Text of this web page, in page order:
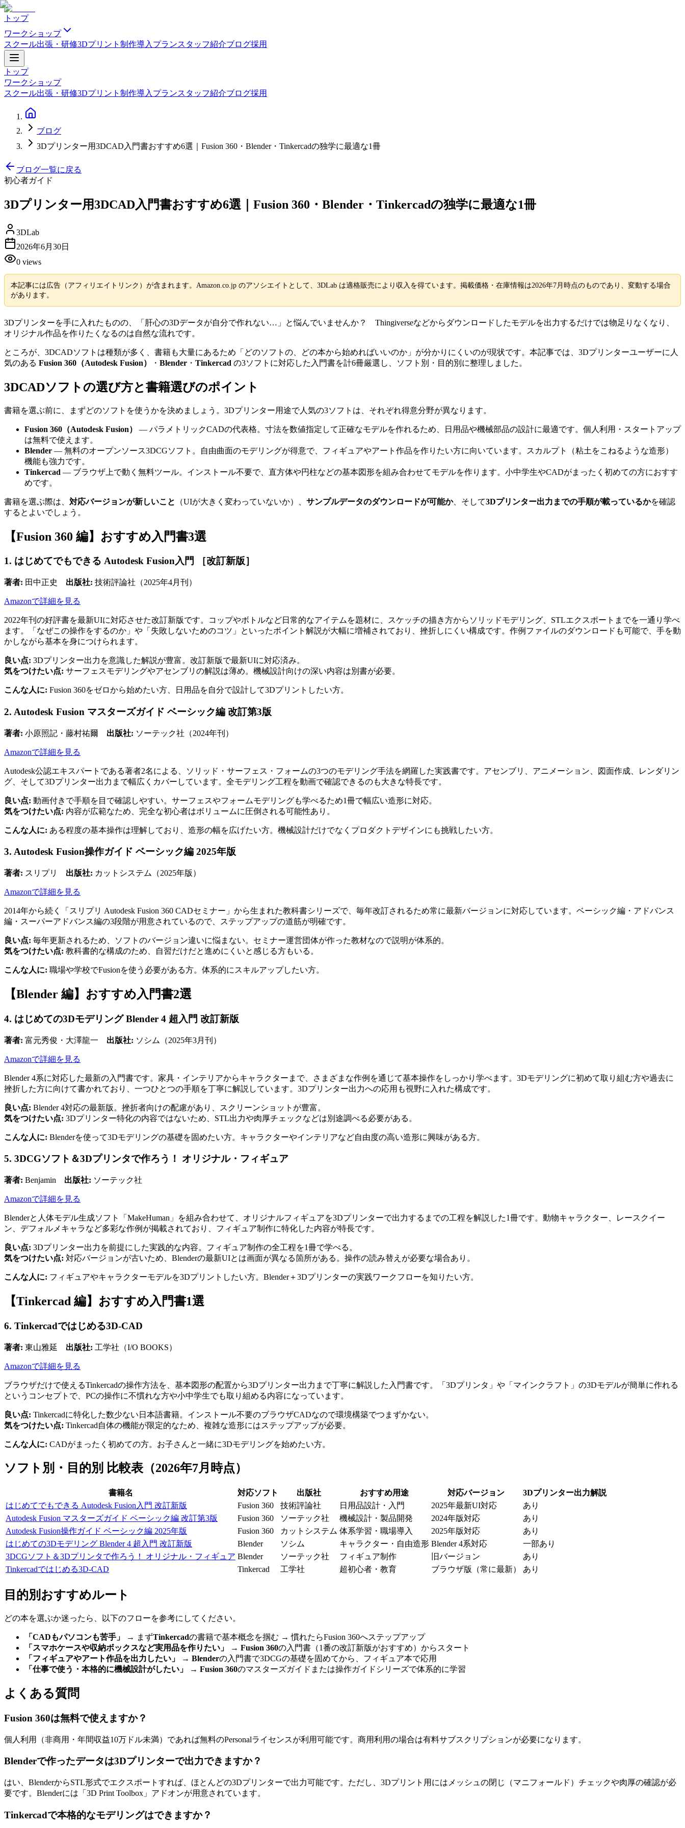
トップ
ワークショップ
スクール出張・研修3Dプリント制作導入プランスタッフ紹介ブログ採用
トップ
ワークショップ
スクール出張・研修3Dプリント制作導入プランスタッフ紹介ブログ採用
ブログ
3Dプリンター用3DCAD入門書おすすめ6選｜Fusion 360・Blender・Tinkercadの独学に最適な1冊
ブログ一覧に戻る
初心者ガイド
3Dプリンター用3DCAD入門書おすすめ6選｜Fusion 360・Blender・Tinkercadの独学に最適な1冊
3DLab
2026年6月30日
0 views
本記事には広告（アフィリエイトリンク）が含まれます。Amazon.co.jp のアソシエイトとして、3DLab は適格販売により収入を得ています。掲載価格・在庫情報は2026年7月時点のものであり、変動する場合
があります。
3Dプリンターを手に入れたものの、「肝心の3Dデータが自分で作れない…」と悩んでいませんか？ Thingiverseなどからダウンロードしたモデルを出力するだけでは物足りなくなり、
オリジナル作品を作りたくなるのは自然な流れです。
ところが、3DCADソフトは種類が多く、書籍も大量にあるため「どのソフトの、どの本から始めればいいのか」が分かりにくいのが現状です。本記事では、3Dプリンターユーザーに人
気のある Fusion 360（Autodesk Fusion） ・ Blender ・ Tinkercad の3ソフトに対応した入門書を計6冊厳選し、ソフト別・目的別に整理しました。
3DCADソフトの選び方と書籍選びのポイント
書籍を選ぶ前に、まずどのソフトを使うかを決めましょう。3Dプリンター用途で人気の3ソフトは、それぞれ得意分野が異なります。
Fusion 360（Autodesk Fusion）
— パラメトリックCADの代表格。寸法を数値指定して正確なモデルを作れるため、日用品や機械部品の設計に最適です。個人利用・スタートアップ
は無料で使えます。
Blender — 無料のオープンソース3DCGソフト。自由曲面のモデリングが得意で、フィギュアやアート作品を作りたい方に向いています。スカルプト（粘土をこねるような造形）
機能も強力です。
Tinkercad — ブラウザ上で動く無料ツール。インストール不要で、直方体や円柱などの基本図形を組み合わせてモデルを作ります。小中学生やCADがまったく初めての方におすす
めです。
書籍を選ぶ際は、 対応バージョンが新しいこと （UIが大きく変わっていないか）、 サンプルデータのダウンロードが可能か、そして3Dプリンター出力までの手順が載っているかを確認
するとよいでしょう。
【Fusion 360 編】おすすめ入門書3選
1. はじめてでもできる Autodesk Fusion入門 ［改訂新版］
著者: 田中正史 出版社: 技術評論社（2025年4月刊）
Amazonで詳細を見る
2022年刊の好評書を最新UIに対応させた改訂新版です。コップやボトルなど日常的なアイテムを題材に、スケッチの描き方からソリッドモデリング、STLエクスポートまでを一通り学べ
ます。「なぜこの操作をするのか」や「失敗しないためのコツ」といったポイント解説が大幅に増補されており、挫折しにくい構成です。作例ファイルのダウンロードも可能で、手を動
かしながら基本を身につけられます。
良い点: 3Dプリンター出力を意識した解説が豊富。改訂新版で最新UIに対応済み。
気をつけたい点: サーフェスモデリングやアセンブリの解説は薄め。機械設計向けの深い内容は別書が必要。
こんな人に: Fusion 360をゼロから始めたい方、日用品を自分で設計して3Dプリントしたい方。
2. Autodesk Fusion マスターズガイド ベーシック編 改訂第3版
著者: 小原照記・藤村祐爾 出版社: ソーテック社（2024年刊）
Amazonで詳細を見る
Autodesk公認エキスパートである著者2名による、ソリッド・サーフェス・フォームの3つのモデリング手法を網羅した実践書です。アセンブリ、アニメーション、図面作成、レンダリン
グ、そして3Dプリンター出力まで幅広くカバーしています。全モデリング工程を動画で確認できるのも大きな特長です。
良い点: 動画付きで手順を目で確認しやすい。サーフェスやフォームモデリングも学べるため1冊で幅広い造形に対応。
気をつけたい点: 内容が広範なため、完全な初心者はボリュームに圧倒される可能性あり。
こんな人に: ある程度の基本操作は理解しており、造形の幅を広げたい方。機械設計だけでなくプロダクトデザインにも挑戦したい方。
3. Autodesk Fusion操作ガイド ベーシック編 2025年版
著者: スリプリ 出版社: カットシステム（2025年版）
Amazonで詳細を見る
2014年から続く「スリプリ Autodesk Fusion 360 CADセミナー」から生まれた教科書シリーズで、毎年改訂されるため常に最新バージョンに対応しています。ベーシック編・アドバンス
編・スーパーアドバンス編の3段階が用意されているので、ステップアップの道筋が明確です。
良い点: 毎年更新されるため、ソフトのバージョン違いに悩まない。セミナー運営団体が作った教材なので説明が体系的。
気をつけたい点: 教科書的な構成のため、自習だけだと進めにくいと感じる方もいる。
こんな人に: 職場や学校でFusionを使う必要がある方。体系的にスキルアップしたい方。
【Blender 編】おすすめ入門書2選
4. はじめての3Dモデリング Blender 4 超入門 改訂新版
著者: 富元秀俊・大澤龍一 出版社: ソシム（2025年3月刊）
Amazonで詳細を見る
Blender 4系に対応した最新の入門書です。家具・インテリアからキャラクターまで、さまざまな作例を通じて基本操作をしっかり学べます。3Dモデリングに初めて取り組む方や過去に
挫折した方に向けて書かれており、一つひとつの手順を丁寧に解説しています。3Dプリンター出力への応用も視野に入れた構成です。
良い点: Blender 4対応の最新版。挫折者向けの配慮があり、スクリーンショットが豊富。
気をつけたい点: 3Dプリンター特化の内容ではないため、STL出力や肉厚チェックなどは別途調べる必要がある。
こんな人に: Blenderを使って3Dモデリングの基礎を固めたい方。キャラクターやインテリアなど自由度の高い造形に興味がある方。
5. 3DCGソフト＆3Dプリンタで作ろう！ オリジナル・フィギュア
著者: Benjamin 出版社: ソーテック社
Amazonで詳細を見る
Blenderと人体モデル生成ソフト「MakeHuman」を組み合わせて、オリジナルフィギュアを3Dプリンターで出力するまでの工程を解説した1冊です。動物キャラクター、レースクイー
ン、デフォルメキャラなど多彩な作例が掲載されており、フィギュア制作に特化した内容が特長です。
良い点: 3Dプリンター出力を前提にした実践的な内容。フィギュア制作の全工程を1冊で学べる。
気をつけたい点: 対応バージョンが古いため、Blenderの最新UIとは画面が異なる箇所がある。操作の読み替えが必要な場合あり。
こんな人に: フィギュアやキャラクターモデルを3Dプリントしたい方。Blender＋3Dプリンターの実践ワークフローを知りたい方。
【Tinkercad 編】おすすめ入門書1選
6. Tinkercadではじめる3D-CAD
著者: 東山雅延 出版社: 工学社（I/O BOOKS）
Amazonで詳細を見る
ブラウザだけで使えるTinkercadの操作方法を、基本図形の配置から3Dプリンター出力まで丁寧に解説した入門書です。「3Dプリンタ」や「マインクラフト」の3Dモデルが簡単に作れる
というコンセプトで、PCの操作に不慣れな方や小中学生でも取り組める内容になっています。
良い点: Tinkercadに特化した数少ない日本語書籍。インストール不要のブラウザCADなので環境構築でつまずかない。
気をつけたい点: Tinkercad自体の機能が限定的なため、複雑な造形にはステップアップが必要。
こんな人に: CADがまったく初めての方。お子さんと一緒に3Dモデリングを始めたい方。
ソフト別・目的別 比較表（2026年7月時点）
書籍名 対応ソフト 出版社 おすすめ用途 対応バージョン
3Dプリンター出力解説
はじめてでもできる Autodesk Fusion入門 改訂新版
Fusion 360 技術評論社 日用品設計・入門 2025年最新UI対応
あり
Autodesk Fusion マスターズガイド ベーシック編 改訂第3版
Fusion 360 ソーテック社 機械設計・製品開発 2024年版対応
あり
Autodesk Fusion操作ガイド ベーシック編 2025年版
Fusion 360 カットシステム 体系学習・職場導入 2025年版対応
あり
はじめての3Dモデリング Blender 4 超入門 改訂新版
Blender ソシム キャラクター・自由造形 Blender 4系対応
一部あり
3DCGソフト＆3Dプリンタで作ろう！ オリジナル・フィギュア Blender ソーテック社 フィギュア制作 旧バージョン
あり
Tinkercadではじめる3D-CAD
Tinkercad 工学社 超初心者・教育 ブラウザ版（常に最新） あり
目的別おすすめルート
どの本を選ぶか迷ったら、以下のフローを参考にしてください。
「CADもパソコンも苦手」 → まずTinkercadの書籍で基本概念を掴む → 慣れたらFusion 360へステップアップ
「スマホケースや収納ボックスなど実用品を作りたい」
→ Fusion 360の入門書（1番の改訂新版がおすすめ）からスタート
「フィギュアやアート作品を出力したい」
→ Blenderの入門書で3DCGの基礎を固めてから、フィギュア本で応用
「仕事で使う・本格的に機械設計がしたい」
→ Fusion 360のマスターズガイドまたは操作ガイドシリーズで体系的に学習
よくある質問
Fusion 360は無料で使えますか？
個人利用（非商用・年間収益10万ドル未満）であれば無料のPersonalライセンスが利用可能です。商用利用の場合は有料サブスクリプションが必要になります。
Blenderで作ったデータは3Dプリンターで出力できますか？
はい、BlenderからSTL形式でエクスポートすれば、ほとんどの3Dプリンターで出力可能です。ただし、3Dプリント用にはメッシュの閉じ（マニフォールド）チェックや肉厚の確認が必
要です。Blenderには「3D Print Toolbox」アドオンが用意されています。
Tinkercadで本格的なモデリングはできますか？